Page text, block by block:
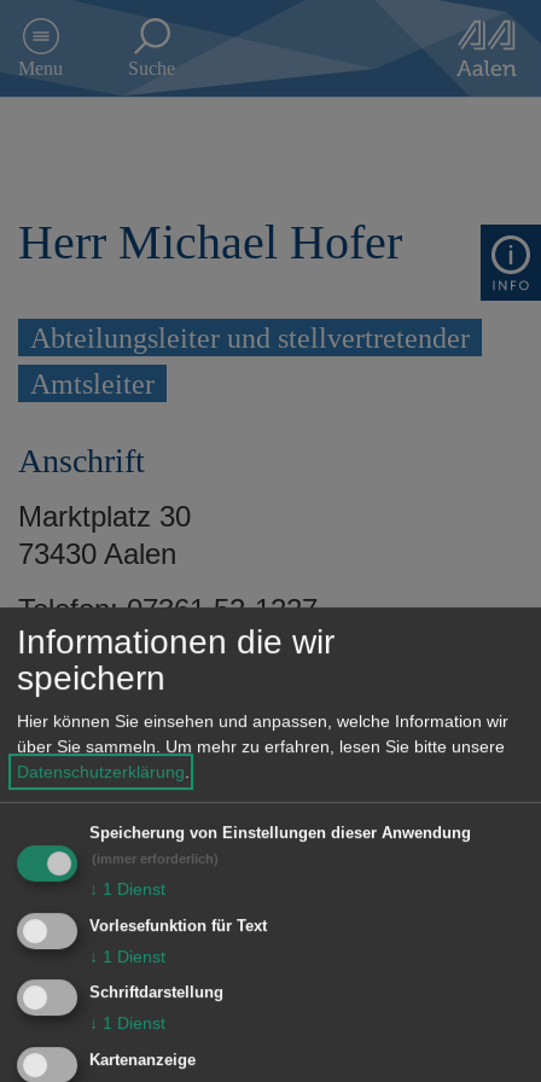
e
m
Menu Suche
Herr Michael Hofer
Abteilungsleiter und stellvertretender
Amtsleiter
Anschrift
Marktplatz 30
73430 Aalen
Telefon: 07361 52-1227
E-Mail:it@aalen.de
Einrichtungen
Amt für IT und Digitalisierung
Infrastruktur
Unsere Anschrift
Informationen die wir
speichern
Hier können Sie einsehen und anpassen, welche Information wir
über Sie sammeln.
Um mehr zu erfahren, lesen Sie bitte unsere
Datenschutzerklärung
Speicherung von Einstellungen dieser Anwendung
(immer erforderlich)
↓ 1 Dienst
Vorlesefunktion für Text
↓ 1 Dienst
Schriftdarstellung
↓ 1 Dienst
Kartenanzeige